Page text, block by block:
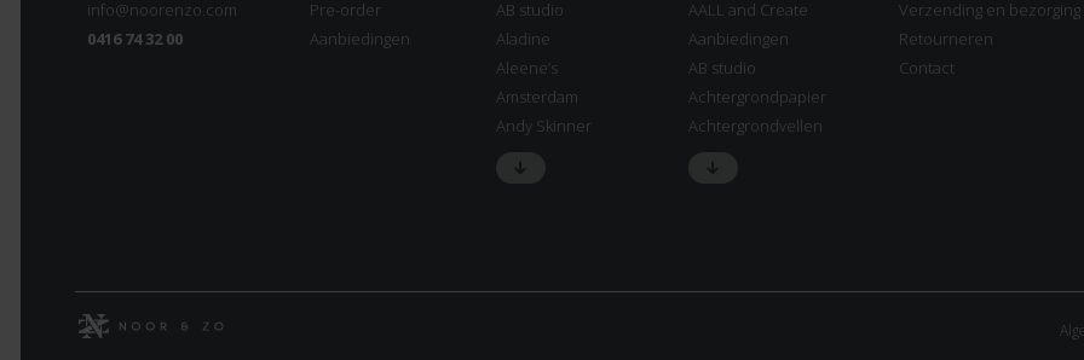
info@noorenzo.com
0416 74 32 00
Pre-order
Aanbiedingen
AB studio
Aladine
Aleene’s
Amsterdam
Andy Skinner
AALL and Create
Aanbiedingen
AB studio
Achtergrondpapier
Achtergrondvellen
Verzending en bezorging
Retourneren
Contact